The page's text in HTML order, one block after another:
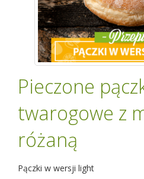
Pieczone
twarogowe z
różaną
Pączki w wersji light